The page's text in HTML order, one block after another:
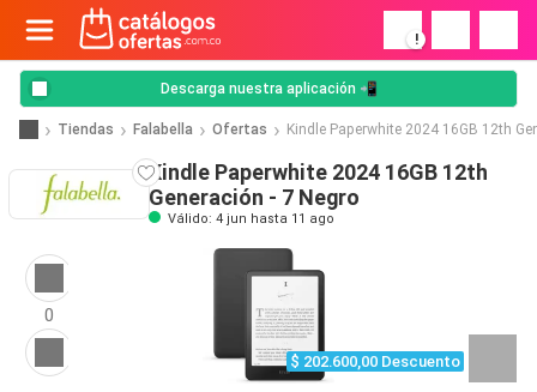
!
Descarga nuestra aplicación 📲
Tiendas Falabella Ofertas Kindle Paperwhite 2024 16GB 12th
Kindle Paperwhite 2024 16GB 12th
Generación - 7 Negro
Válido: 4 jun hasta 11 ago
0
$ 202.600,00 Descuento